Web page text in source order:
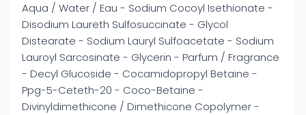
Aqua / Water / Eau - Sodium Cocoyl Isethionate -
Disodium Laureth Sulfosuccinate - Glycol
Distearate - Sodium Lauryl Sulfoacetate - Sodium
Lauroyl Sarcosinate - Glycerin - Parfum / Fragrance
- Decyl Glucoside - Cocamidopropyl Betaine -
Ppg-5-Ceteth-20 - Coco-Betaine -
Divinyldimethicone / Dimethicone Copolymer -